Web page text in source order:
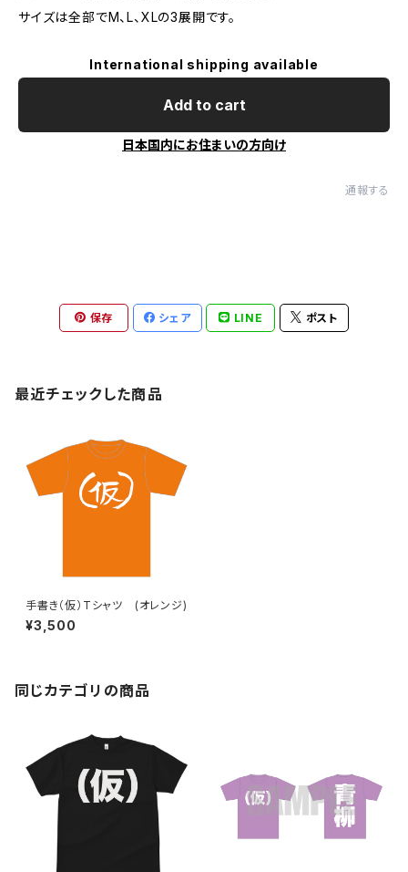
サイズは全部でM、L、XLの3展開です。
International shipping available
Add to cart
日本国内にお住まいの方向け
通報する
保存 シェア LINE ポスト
最近チェックした商品
手書き（仮）Tシャツ (オレンジ)
¥3,500
同じカテゴリの商品